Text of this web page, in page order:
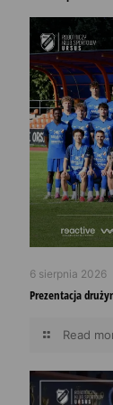
6 sierpnia 2026
Prezentacja
Read